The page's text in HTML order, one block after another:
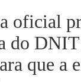
oficial
do
que a